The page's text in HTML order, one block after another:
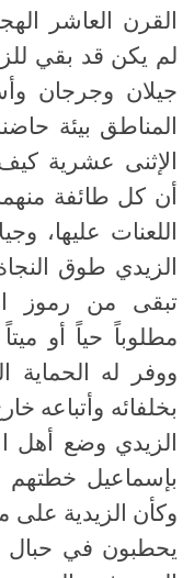
القرن العاشر
لم يكن قد بقي
جيلان وجرجان
المناطق بيئة
الإثنى عشرية
أن كل طائفة
اللعنات عليها،
الزيدي طوق
تبقى من رموز
مطلوباً حياً أو
ووفر له الحماية
بخلفائه وأتباعه
الزيدي وضع أهل
بإسماعيل خطتهم
وكأن الزيدية
يحطبون في حبال